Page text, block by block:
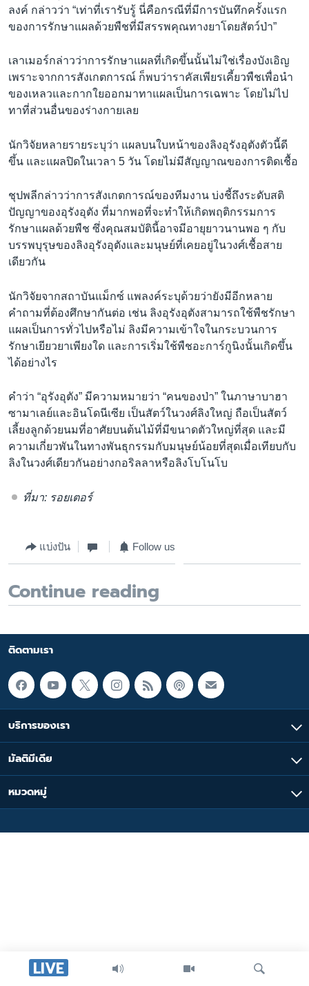
LIVE
ลงค์ กล่าวว่า “เท่าที่เรารับรู้ นี่คือกรณีที่มีการบันทึกครั้งแรก
ของการรักษาแผลด้วยพืชที่มีสรรพคุณทางยาโดยสัตว์ป่า”
เลาเมอร์กล่าวว่าการรักษาแผลที่เกิดขึ้นนั้นไม่ใช่เรื่องบังเอิญ
เพราะจากการสังเกตการณ์ ก็พบว่าราคัสเพียรเคี้ยวพืชเพื่อนำ
ของเหลวและกากใยออกมาทาแผลเป็นการเฉพาะ โดยไม่ไป
ทาที่ส่วนอื่นของร่างกายเลย
นักวิจัยหลายรายระบุว่า แผลบนใบหน้าของลิงอุรังอุตังตัวนี้ดี
ขึ้น และแผลปิดในเวลา 5 วัน โดยไม่มีสัญญาณของการติดเชื้อ
ชุปพลีกล่าวว่าการสังเกตการณ์ของทีมงาน บ่งชี้ถึงระดับสติ
ปัญญาของอุรังอุตัง ที่มากพอที่จะทำให้เกิดพฤติกรรมการ
รักษาแผลด้วยพืช ซึ่งคุณสมบัตินี้อาจมีอายุยาวนานพอ ๆ กับ
บรรพบุรุษของลิงอุรังอุตังและมนุษย์ที่เคยอยู่ในวงศ์เชื้อสาย
เดียวกัน
นักวิจัยจากสถาบันแม็กซ์ แพลงค์ระบุด้วยว่ายังมีอีกหลาย
คำถามที่ต้องศึกษากันต่อ เช่น ลิงอุรังอุตังสามารถใช้พืชรักษา
แผลเป็นการทั่วไปหรือไม่ ลิงมีความเข้าใจในกระบวนการ
รักษาเยียวยาเพียงใด และการเริ่มใช้พืชอะการ์กูนิงนั้นเกิดขึ้น
ได้อย่างไร
คำว่า “อุรังอุตัง” มีความหมายว่า “คนของป่า” ในภาษาบาฮา
ซามาเลย์และอินโดนีเซีย เป็นสัตว์ในวงศ์ลิงใหญ่ ถือเป็นสัตว์
เลี้ยงลูกด้วยนมที่อาศัยบนต้นไม้ที่มีขนาดตัวใหญ่ที่สุด และมี
ความเกี่ยวพันในทางพันธุกรรมกับมนุษย์น้อยที่สุดเมื่อเทียบกับ
ลิงในวงศ์เดียวกันอย่างกอริลลาหรือลิงโบโนโบ
ที่มา: รอยเตอร์
แบ่งปัน Follow us
Continue reading
ติดตามเรา
บริการของเรา
มัลติมีเดีย
หมวดหมู่